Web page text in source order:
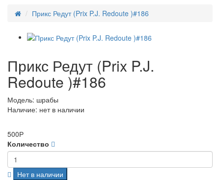
Прикс Редут (Prix P.J. Redoute )#186
Прикс Редут (Prix P.J.
Redoute )#186
Модель: шрабы
Наличие: нет в наличии
500Р
Количество
Нет в наличии